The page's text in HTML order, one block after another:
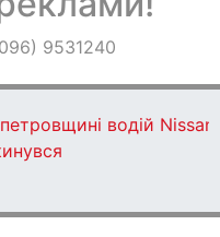
9531240
водій Nissan